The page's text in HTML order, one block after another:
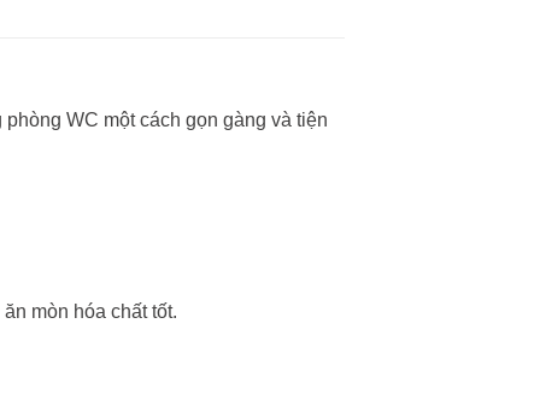
WC một cách gọn gàng và tiện
mòn hóa chất tốt.